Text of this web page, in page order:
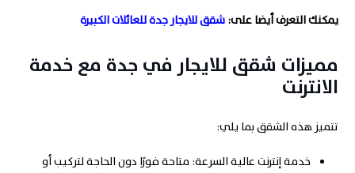
يمكنك التعرف أيضا على:شقق للايجار جدة للعائلات الكبيرة
مميزات شقق للايجار في جدة مع خدمة
الانترنت
تتميز هذه الشقق بما يلي:
خدمة إنترنت عالية السرعة: متاحة فورًا دون الحاجة لتركيب أو